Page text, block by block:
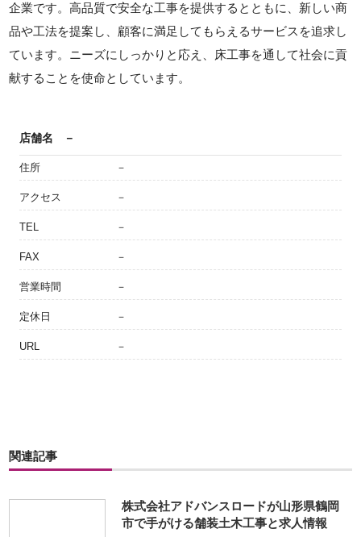
企業です。高品質で安全な工事を提供するとともに、新しい商
品や工法を提案し、顧客に満足してもらえるサービスを追求し
ています。ニーズにしっかりと応え、床工事を通して社会に貢
献することを使命としています。
店舗名 －
住所 －
アクセス －
TEL －
FAX －
営業時間 －
定休日 －
URL －
関連記事
株式会社アドバンスロードが山形県鶴岡
市で手がける舗装土木工事と求人情報